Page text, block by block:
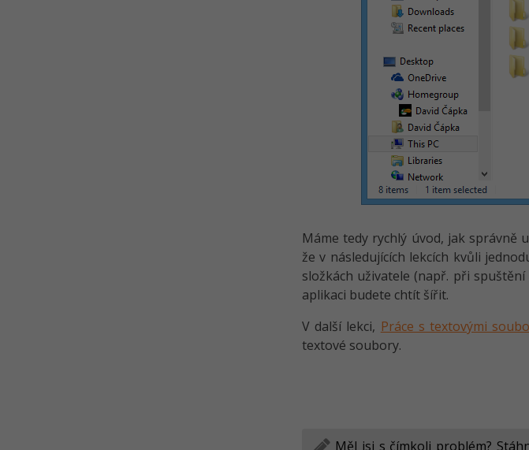
Máme tedy rychlý úvod, jak správně
že v následujících lekcích kvůli
složkách uživatele (např. při
aplikaci budete chtít šířit.
V další lekci, Práce s textovými
textové soubory.
Měl jsi s čímkoli problém?